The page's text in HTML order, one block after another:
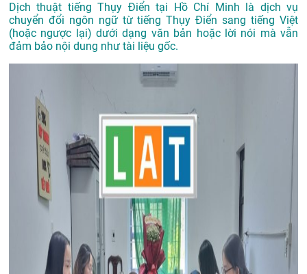
Dịch thuật tiếng Thụy Điển tại Hồ Chí Minh là dịch vụ
chuyển đổi ngôn ngữ từ tiếng Thụy Điển sang tiếng Việt
(hoặc ngược lại) dưới dạng văn bản hoặc lời nói mà vẫn
đảm bảo nội dung như tài liệu gốc.